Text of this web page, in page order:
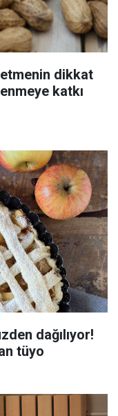
dikkat
katkı
dağılıyor!
tüyo